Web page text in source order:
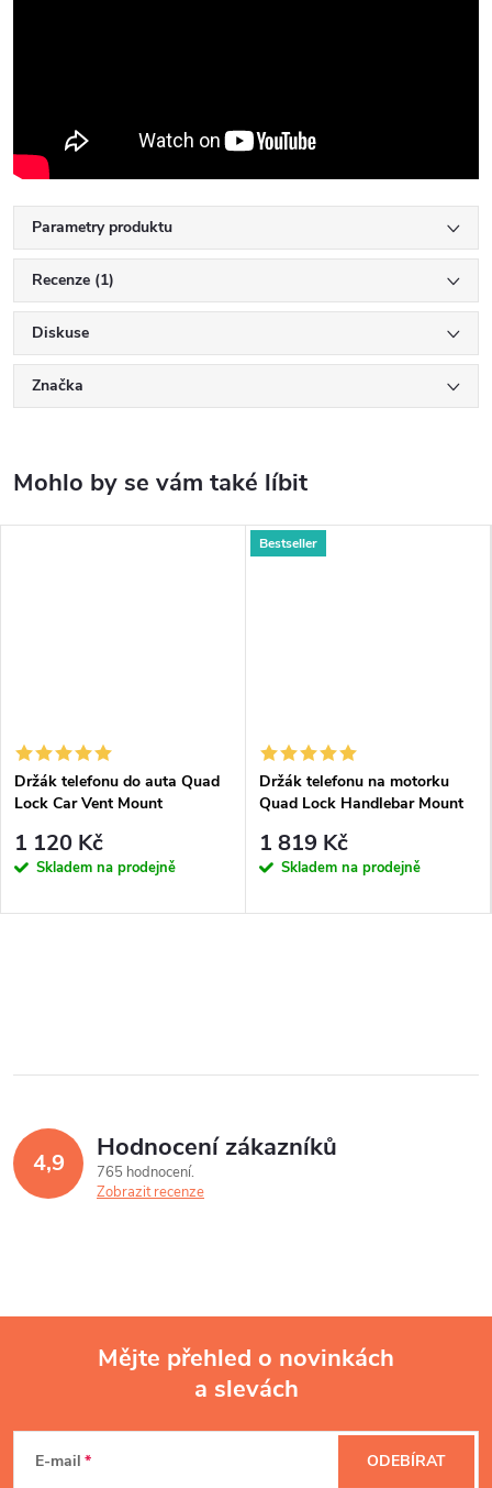
Parametry produktu
Recenze (1)
Diskuse
Značka
Držák telefonu do auta Quad
Lock Car Vent Mount
1 120 Kč
Skladem na prodejně
Bestseller
Držák telefonu na motorku
Quad Lock Handlebar Mount
1 819 Kč
Skladem na prodejně
4,9 Hodnocení zákazníků
765 hodnocení
Zobrazit recenze
Mějte přehled o novinkách
a slevách
E-mail ODEBÍRAT